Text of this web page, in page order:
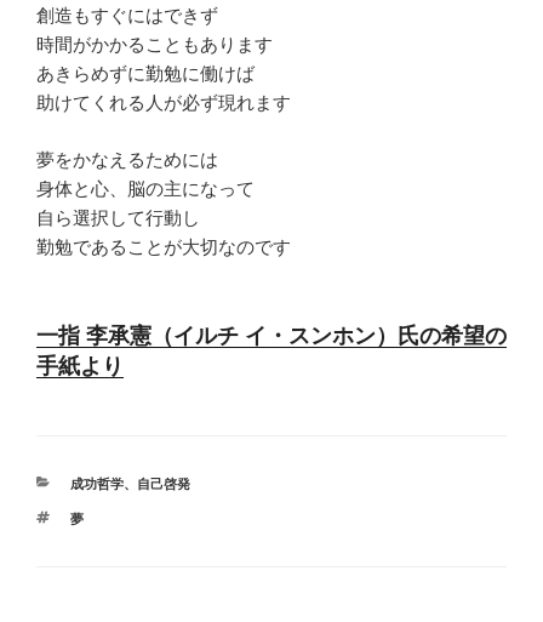
創造もすぐにはできず
時間がかかることもあります
あきらめずに勤勉に働けば
助けてくれる人が必ず現れます
夢をかなえるためには
身体と心、脳の主になって
自ら選択して行動し
勤勉であることが大切なのです
一指 李承憲（イルチ イ・スンホン）氏の希望の
手紙より
カ
ゴ
成功哲学、 自己啓発
タ
夢